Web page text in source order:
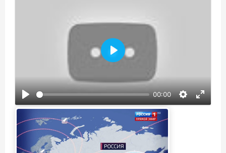
00:00
Воспроизвести